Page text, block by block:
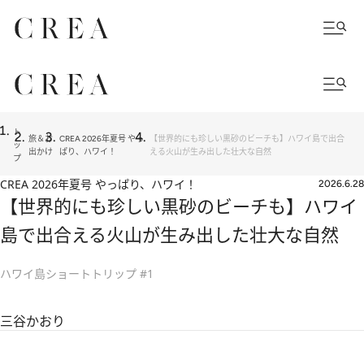
ト
ッ
プ
旅＆お
出かけ
CREA 2026年夏号 やっ
ぱり、ハワイ！
【世界的にも珍しい黒砂のビーチも】ハワイ島で出合
える火山が生み出した壮大な自然
CREA 2026年夏号 やっぱり、ハワイ！ 2026.6.28
【世界的にも珍しい黒砂のビーチも】ハワイ
島で出合える火山が生み出した壮大な自然
ハワイ島ショートトリップ #1
三谷かおり